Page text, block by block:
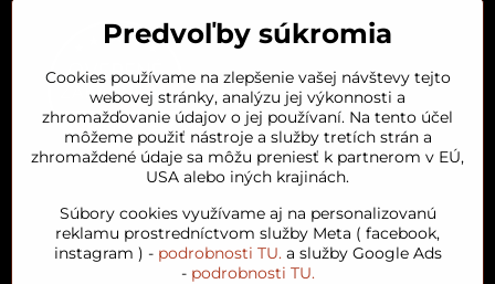
Orient House
Arganový olej
Predvoľby súkromia
Cookies používame na zlepšenie vašej návštevy tejto
webovej stránky, analýzu jej výkonnosti a
zhromažďovanie údajov o jej používaní. Na tento účel
môžeme použiť nástroje a služby tretích strán a
zhromaždené údaje sa môžu preniesť k partnerom v EÚ,
USA alebo iných krajinách.
Súbory cookies využívame aj na personalizovanú
reklamu prostredníctvom služby Meta ( facebook,
instagram ) - podrobnosti TU.a služby Google Ads
- podrobnosti TU.